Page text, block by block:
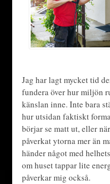
Jag har lagt mycket tid
fundera över hur miljön
känslan inne. Inte bara
hur utsidan faktiskt
börjar se matt ut, eller
påverkat ytorna mer än
händer något med
om huset tappar lite
påverkar mig också.